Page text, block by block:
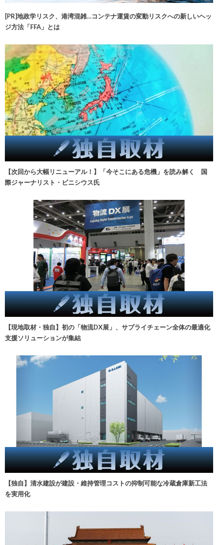
[PR]地政学リスク、港湾混雑…コンテナ運賃の変動リスクへの新しいヘッ
ジ方法「FFA」とは
【次回から大幅リニューアル！】「今そこにある危機」を読み解く 国
際ジャーナリスト・ビニシウス氏
【現地取材・独自】初の「物流DX展」、サプライチェーン全体の最適化
支援ソリューションが集結
【独自】清水建設が建設・維持管理コストの抑制可能な冷蔵倉庫新工法
を実用化